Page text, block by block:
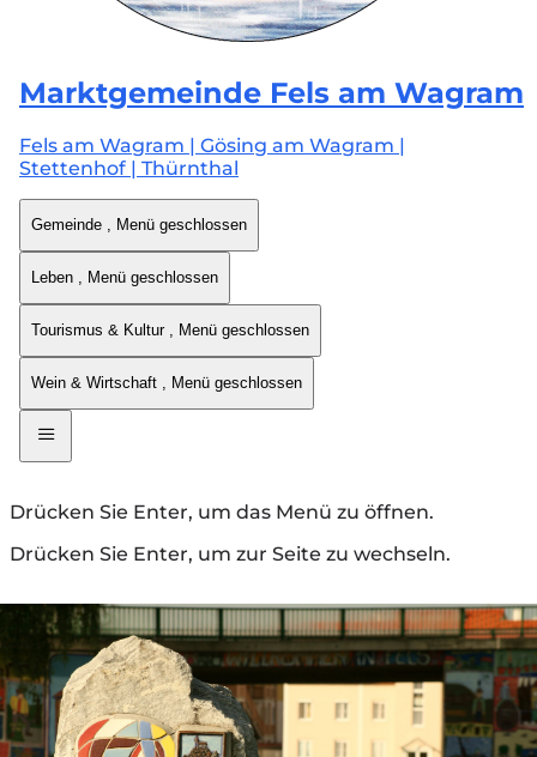
Marktgemeinde Fels am Wagram
Fels am Wagram | Gösing am Wagram |
Stettenhof | Thürnthal
Gemeinde , Menü geschlossen
Leben , Menü geschlossen
Tourismus & Kultur , Menü geschlossen
Wein & Wirtschaft , Menü geschlossen
Drücken Sie Enter, um das Menü zu öffnen.
Drücken Sie Enter, um zur Seite zu wechseln.